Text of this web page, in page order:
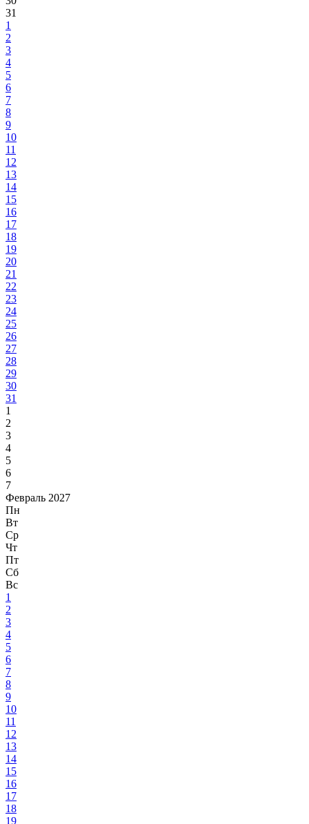
31
1
2
3
4
5
6
7
8
9
10
11
12
13
14
15
16
17
18
19
20
21
22
23
24
25
26
27
28
29
30
31
1
2
3
4
5
6
7
Февраль 2027
Пн
Вт
Ср
Чт
Пт
Сб
Вс
1
2
3
4
5
6
7
8
9
10
11
12
13
14
15
16
17
18
19